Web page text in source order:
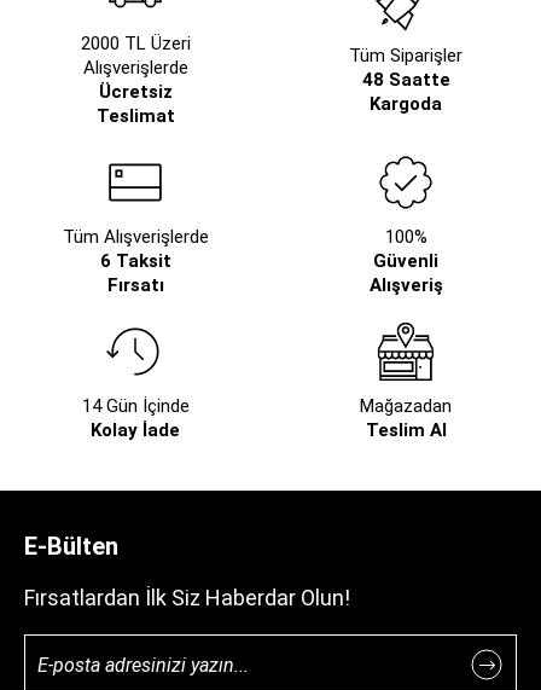
2000 TL Üzeri
Alışverişlerde
Ücretsiz
Teslimat
Tüm Siparişler
48 Saatte
Kargoda
Tüm Alışverişlerde
6 Taksit
Fırsatı
100%
Güvenli
Alışveriş
14 Gün İçinde
Kolay İade
Mağazadan
Teslim Al
E-Bülten
Fırsatlardan İlk Siz Haberdar Olun!